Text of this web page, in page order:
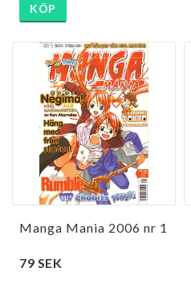
KÖP
Manga Mania 2006 nr 1
79 SEK